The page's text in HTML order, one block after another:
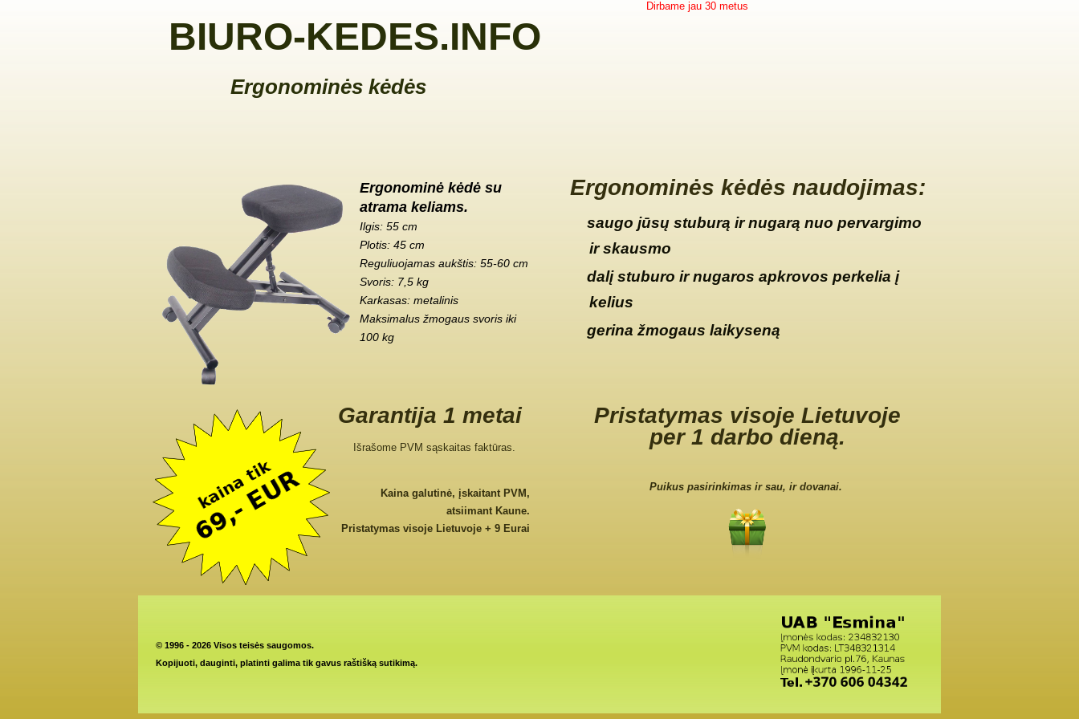
BIURO-KEDES.INFO
Ergonominės kėdės
Dirbame jau 30 metus
Ergonominė kėdė su
atrama keliams.
Ilgis: 55 cm
Plotis: 45 cm
Reguliuojamas aukštis: 55-60 cm
Svoris: 7,5 kg
Karkasas: metalinis
Maksimalus žmogaus svoris iki
100 kg
Ergonominės kėdės naudojimas:
saugo jūsų stuburą ir nugarą nuo pervargimo
ir skausmo
dalį stuburo ir nugaros apkrovos perkelia į
kelius
gerina žmogaus laikyseną
Garantija 1 metai
Išrašome PVM sąskaitas faktūras.
Kaina galutinė, įskaitant PVM,
atsiimant Kaune.
Pristatymas visoje Lietuvoje + 9 Eurai
Pristatymas visoje Lietuvoje
per 1 darbo dieną.
Puikus pasirinkimas ir sau, ir dovanai.
© 1996 - 2026 Visos teisės saugomos.
Kopijuoti, dauginti, platinti galima tik gavus raštišką sutikimą.